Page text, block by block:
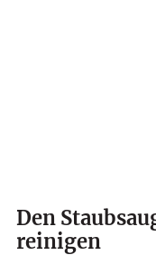
Den
reinigen